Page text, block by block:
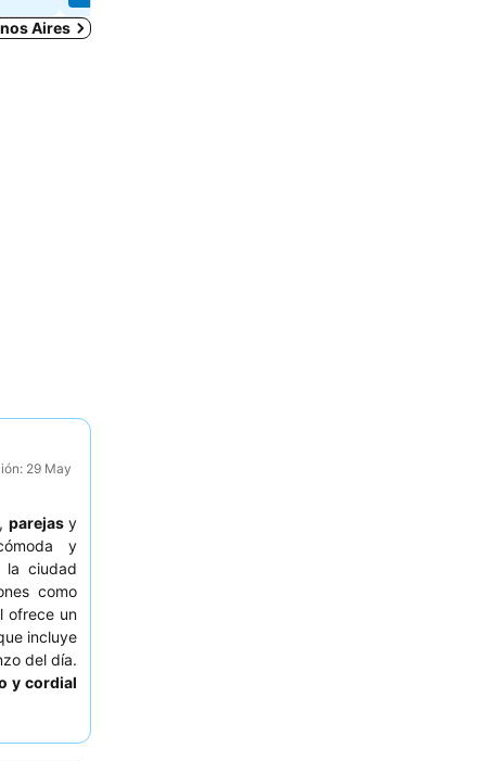
Aires
29 May
, parejasy
y
la ciudad
como
ofrece un
incluye
del día.
y cordial